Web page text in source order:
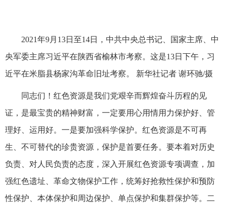
2021年9月13日至14日，中共中央总书记、国家主席、中
央军委主席习近平在陕西省榆林市考察。这是13日下午，习
近平在米脂县杨家沟革命旧址考察。 新华社记者 谢环驰/摄
同志们！红色资源是我们党艰辛而辉煌奋斗历程的见
证，是最宝贵的精神财富，一定要用心用情用力保护好、管
理好、运用好。一是要加强科学保护。红色资源是不可再
生、不可替代的珍贵资源，保护是首要任务。要本着对历史
负责、对人民负责的态度，深入开展红色资源专项调查，加
强红色遗址、革命文物保护工作，统筹好抢救性保护和预防
性保护、本体保护和周边保护、单点保护和集群保护等。二